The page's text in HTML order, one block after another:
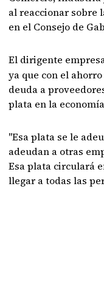
al reaccionar sobre
en el Consejo de
El dirigente
ya que con el
deuda a
plata en la
"Esa plata se le
adeudan a otras
Esa plata circulará
llegar a todas las